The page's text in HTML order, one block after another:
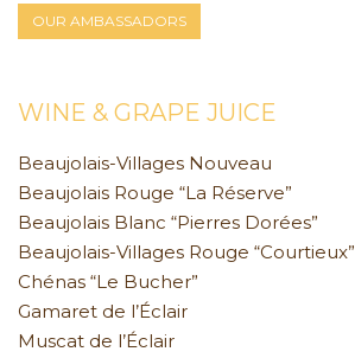
OUR AMBASSADORS
WINE & GRAPE JUICE
Beaujolais-Villages Nouveau
Beaujolais Rouge “La Réserve”
Beaujolais Blanc “Pierres Dorées”
Beaujolais-Villages Rouge “Courtieux”
Chénas “Le Bucher”
Gamaret de l’Éclair
Muscat de l’Éclair